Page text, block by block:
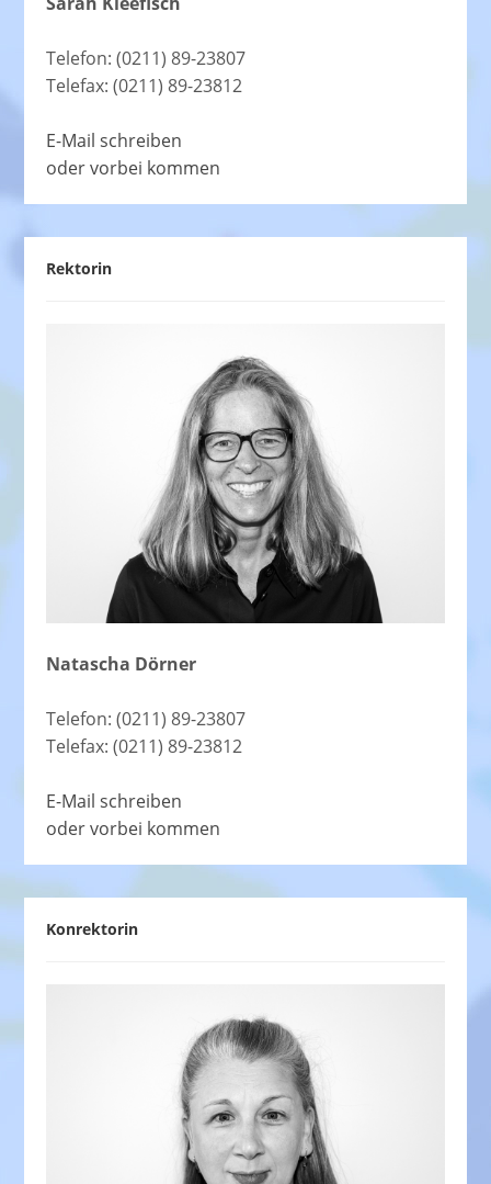
Telefon: (0211) 89-23807
Telefax: (0211) 89-23812
E-Mail schreiben
oder vorbei kommen
Rektorin
Natascha Dörner
Telefon: (0211) 89-23807
Telefax: (0211) 89-23812
E-Mail schreiben
oder vorbei kommen
Konrektorin